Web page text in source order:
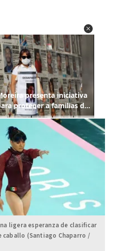
ligera esperanza de clasificar
caballo (Santiago Chaparro /